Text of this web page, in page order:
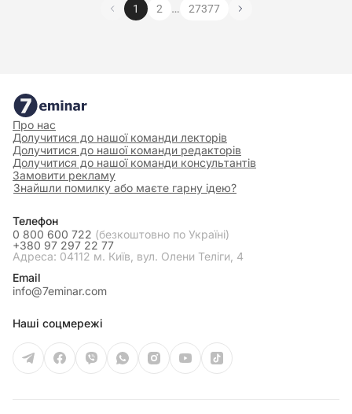
1 2 … 27377
Про нас
Долучитися до нашої команди лекторів
Долучитися до нашої команди редакторів
Долучитися до нашої команди консультантів
Замовити рекламу
Знайшли помилку або маєте гарну ідею?
Телефон
0 800 600 722 (безкоштовно по Україні)
+380 97 297 22 77
Адреса: 04112 м. Київ, вул. Олени Теліги, 4
Email
info@7eminar.com
Наші соцмережі